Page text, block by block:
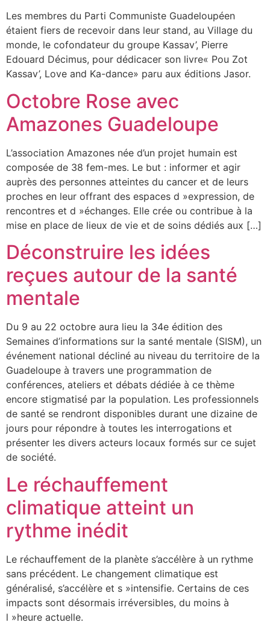
Les membres du Parti Communiste Guadeloupéen
étaient fiers de recevoir dans leur stand, au Village du
monde, le cofondateur du groupe Kassav’, Pierre
Edouard Décimus, pour dédicacer son livre« Pou Zot
Kassav’, Love and Ka-dance» paru aux éditions Jasor.
Octobre Rose avec
Amazones Guadeloupe
L’association Amazones née d’un projet humain est
composée de 38 fem-mes. Le but : informer et agir
auprès des personnes atteintes du cancer et de leurs
proches en leur offrant des espaces d »expression, de
rencontres et d »échanges. Elle crée ou contribue à la
mise en place de lieux de vie et de soins dédiés aux […]
Déconstruire les idées
reçues autour de la santé
mentale
Du 9 au 22 octobre aura lieu la 34e édition des
Semaines d’informations sur la santé mentale (SISM), un
événement national décliné au niveau du territoire de la
Guadeloupe à travers une programmation de
conférences, ateliers et débats dédiée à ce thème
encore stigmatisé par la population. Les professionnels
de santé se rendront disponibles durant une dizaine de
jours pour répondre à toutes les interrogations et
présenter les divers acteurs locaux formés sur ce sujet
de société.
Le réchauffement
climatique atteint un
rythme inédit
Le réchauffement de la planète s’accélère à un rythme
sans précédent. Le changement climatique est
généralisé, s’accélère et s »intensifie. Certains de ces
impacts sont désormais irréversibles, du moins à
l »heure actuelle.